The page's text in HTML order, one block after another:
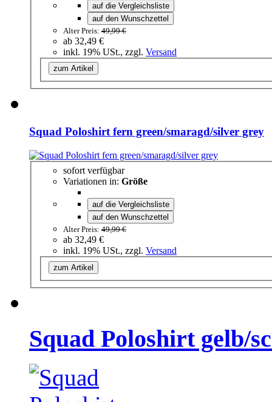
auf die Vergleichsliste
auf den Wunschzettel
Alter Preis: 49,99 €
ab 32,49 €
inkl. 19% USt., zzgl. Versand
zum Artikel
Squad Poloshirt fern green/smaragd/silver grey
sofort verfügbar
Variationen in: Größe
auf die Vergleichsliste
auf den Wunschzettel
Alter Preis: 49,99 €
ab 32,49 €
inkl. 19% USt., zzgl. Versand
zum Artikel
Squad Poloshirt gelb/